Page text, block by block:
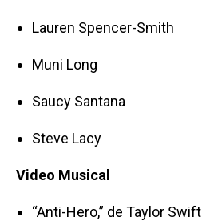
Lauren Spencer-Smith
Muni Long
Saucy Santana
Steve Lacy
Video Musical
“Anti-Hero,” de Taylor Swift